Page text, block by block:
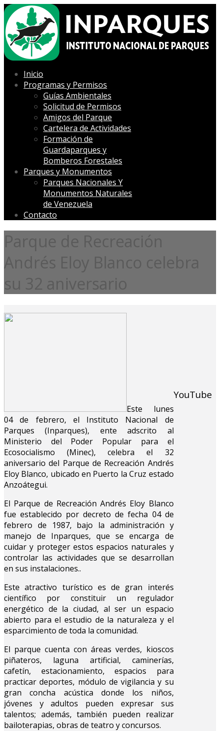
Inicio
Programas y Permisos
Guías Ambientales
Solicitud de Permisos
Amigos del Parque
Cartelera de Actividades
Formación de
Guardaparques y
Bomberos Forestales
Parques y Monumentos
Parques Nacionales Y
Monumentos Naturales
de Venezuela
Contacto
Parque de Recreación
Andrés Eloy Blanco celebra
su 32 aniversario
Este lunes
04 de febrero, el Instituto Nacional de
Parques (Inparques), ente adscrito al
Ministerio del Poder Popular para el
Ecosocialismo (Minec), celebra el 32
aniversario del Parque de Recreación Andrés
Eloy Blanco, ubicado en Puerto la Cruz estado
Anzoátegui.
El Parque de Recreación Andrés Eloy Blanco
fue establecido por decreto de fecha 04 de
febrero de 1987, bajo la administración y
manejo de Inparques, que se encarga de
cuidar y proteger estos espacios naturales y
controlar las actividades que se desarrollan
en sus instalaciones..
Este atractivo turístico es de gran interés
científico por constituir un regulador
energético de la ciudad, al ser un espacio
abierto para el estudio de la naturaleza y el
esparcimiento de toda la comunidad.
El parque cuenta con áreas verdes, kioscos
piñateros, laguna artificial, caminerías,
cafetín, estacionamiento, espacios para
practicar deportes, módulo de vigilancia y su
gran concha acústica donde los niños,
jóvenes y adultos pueden expresar sus
talentos; además, también pueden realizar
bailoterapias, obras de teatro y concursos.
YouTube